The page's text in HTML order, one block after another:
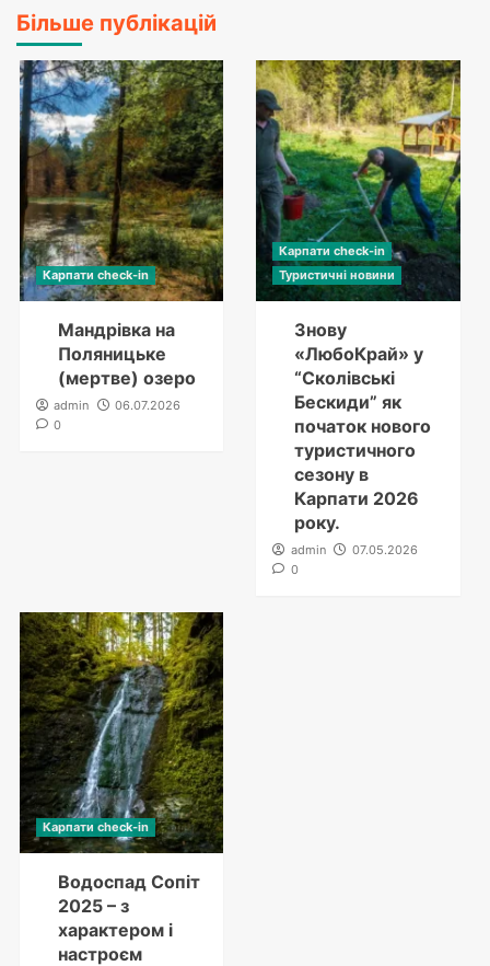
Більше публікацій
Карпати check-in
Мандрівка на
Поляницьке
(мертве) озеро
admin
06.07.2026
0
Карпати check-in
Туристичні новини
Знову
«ЛюбоКрай» у
“Сколівські
Бескиди” як
початок нового
туристичного
сезону в
Карпати 2026
року.
admin
07.05.2026
0
Карпати check-in
Водоспад Сопіт
2025 – з
характером і
настроєм